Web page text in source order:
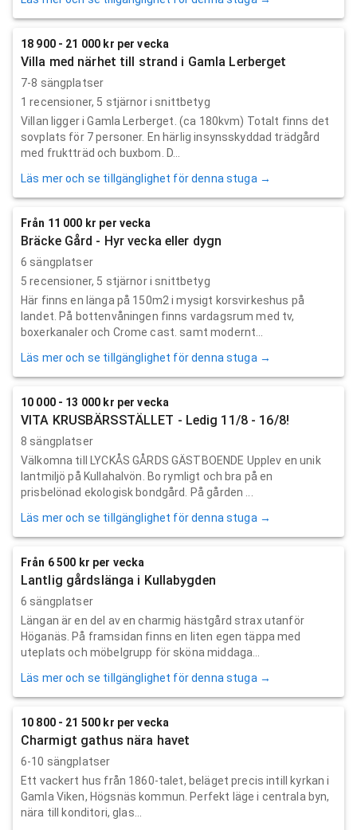
18 900 - 21 000 kr per vecka
Villa med närhet till strand i Gamla Lerberget
7-8 sängplatser
1 recensioner, 5 stjärnor i snittbetyg
Villan ligger i Gamla Lerberget. (ca 180kvm) Totalt finns det
sovplats för 7 personer. En härlig insynsskyddad trädgård
med fruktträd och buxbom. D...
Läs mer och se tillgänglighet för denna stuga →
Från 11 000 kr per vecka
Bräcke Gård - Hyr vecka eller dygn
6 sängplatser
5 recensioner, 5 stjärnor i snittbetyg
Här finns en länga på 150m2 i mysigt korsvirkeshus på
landet. På bottenvåningen finns vardagsrum med tv,
boxerkanaler och Crome cast. samt modernt...
Läs mer och se tillgänglighet för denna stuga →
10 000 - 13 000 kr per vecka
VITA KRUSBÄRSSTÄLLET - Ledig 11/8 - 16/8!
8 sängplatser
Välkomna till LYCKÅS GÅRDS GÄSTBOENDE Upplev en unik
lantmiljö på Kullahalvön. Bo rymligt och bra på en
prisbelönad ekologisk bondgård. På gården ...
Läs mer och se tillgänglighet för denna stuga →
Från 6 500 kr per vecka
Lantlig gårdslänga i Kullabygden
6 sängplatser
Längan är en del av en charmig hästgård strax utanför
Höganäs. På framsidan finns en liten egen täppa med
uteplats och möbelgrupp för sköna middaga...
Läs mer och se tillgänglighet för denna stuga →
10 800 - 21 500 kr per vecka
Charmigt gathus nära havet
6-10 sängplatser
Ett vackert hus från 1860-talet, beläget precis intill kyrkan i
Gamla Viken, Högsnäs kommun. Perfekt läge i centrala byn,
nära till konditori, glas...